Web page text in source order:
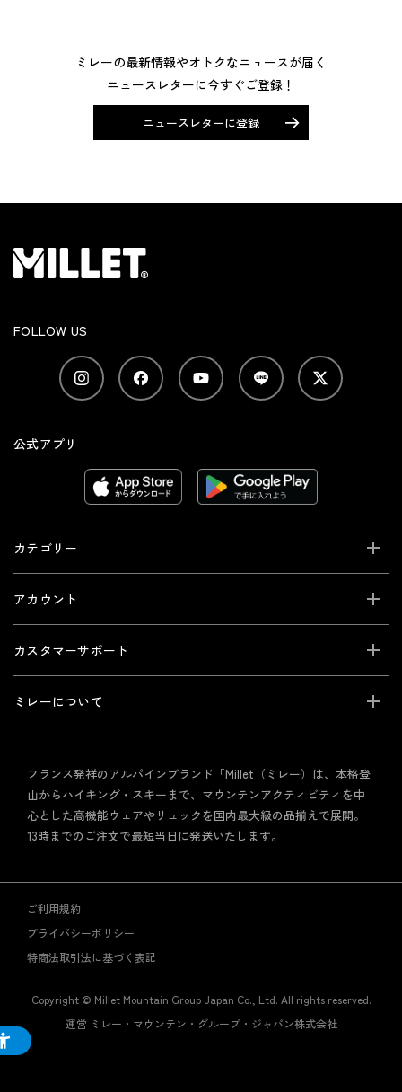
ミレーの最新情報やオトクなニュースが届く
ニュースレターに今すぐご登録！
ニュースレターに登録
FOLLOW US
公式アプリ
カテゴリー
アカウント
カスタマーサポート
ミレーについて
フランス発祥のアルパインブランド「Millet（ミレー）は、本格登
山からハイキング・スキーまで、マウンテンアクティビティを中
心とした高機能ウェアやリュックを国内最大級の品揃えで展開。
13時までのご注文で最短当日に発送いたします。
ご利用規約
プライバシーポリシー
特商法取引法に基づく表記
Copyright © Millet Mountain Group Japan Co., Ltd. All rights reserved.
運営 ミレー・マウンテン・グループ・ジャパン株式会社